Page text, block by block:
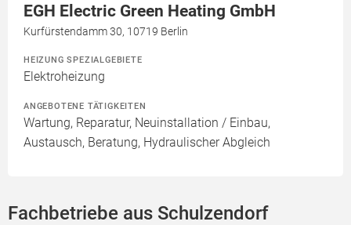
EGH Electric Green Heating GmbH
Kurfürstendamm 30, 10719 Berlin
HEIZUNG SPEZIALGEBIETE
Elektroheizung
ANGEBOTENE TÄTIGKEITEN
Wartung, Reparatur, Neuinstallation / Einbau,
Austausch, Beratung, Hydraulischer Abgleich
Fachbetriebe aus Schulzendorf